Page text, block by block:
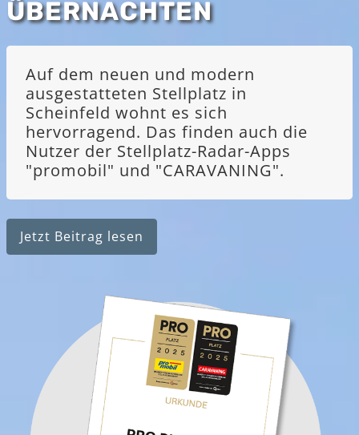
ÜBERNACHTEN
Auf dem neuen und modern
ausgestatteten Stellplatz in
Scheinfeld wohnt es sich
hervorragend. Das finden auch die
Nutzer der Stellplatz-Radar-Apps
"promobil" und "CARAVANING".
Jetzt Beitrag lesen